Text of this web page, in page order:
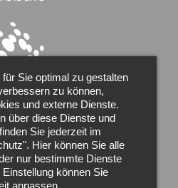
Sie optimal zu gestalten
zu können,
und externe Dienste.
über diese Dienste und
Sie jederzeit im
Hier können Sie alle
nur bestimmte Dienste
können Sie
anpassen.